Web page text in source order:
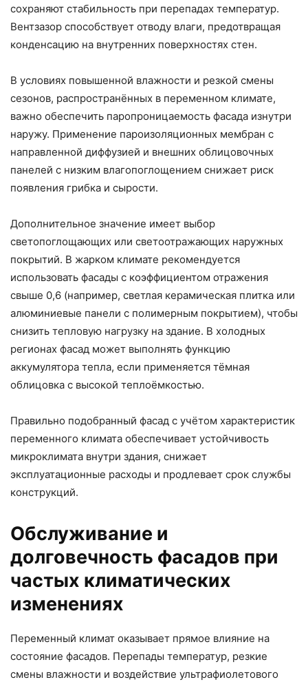
сохраняют стабильность при перепадах температур.
Вентзазор способствует отводу влаги, предотвращая
конденсацию на внутренних поверхностях стен.
В условиях повышенной влажности и резкой смены
сезонов, распространённых в переменном климате,
важно обеспечить паропроницаемость фасада изнутри
наружу. Применение пароизоляционных мембран с
направленной диффузией и внешних облицовочных
панелей с низким влагопоглощением снижает риск
появления грибка и сырости.
Дополнительное значение имеет выбор
светопоглощающих или светоотражающих наружных
покрытий. В жарком климате рекомендуется
использовать фасады с коэффициентом отражения
свыше 0,6 (например, светлая керамическая плитка или
алюминиевые панели с полимерным покрытием), чтобы
снизить тепловую нагрузку на здание. В холодных
регионах фасад может выполнять функцию
аккумулятора тепла, если применяется тёмная
облицовка с высокой теплоёмкостью.
Правильно подобранный фасад с учётом характеристик
переменного климата обеспечивает устойчивость
микроклимата внутри здания, снижает
эксплуатационные расходы и продлевает срок службы
конструкций.
Обслуживание и
долговечность фасадов при
частых климатических
изменениях
Переменный климат оказывает прямое влияние на
состояние фасадов. Перепады температур, резкие
смены влажности и воздействие ультрафиолетового